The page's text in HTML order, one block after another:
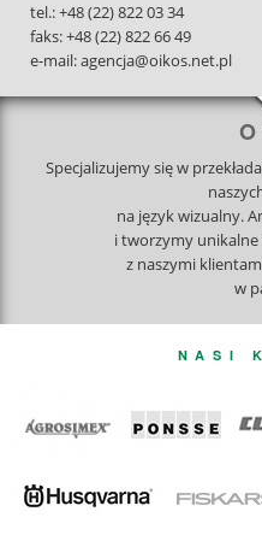
tel.: +48 (22) 822 03 34
faks: +48 (22) 822 66 49
e-mail: agencja@oikos.net.pl
Specjalizujemy się w
na język wizualny.
i tworzymy unikalne
z naszymi
w
NASI